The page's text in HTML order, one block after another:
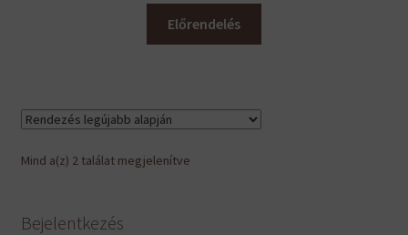
Előrendelés
Mind a(z) 2 találat megjelenítveSorted
Bejelentkezés